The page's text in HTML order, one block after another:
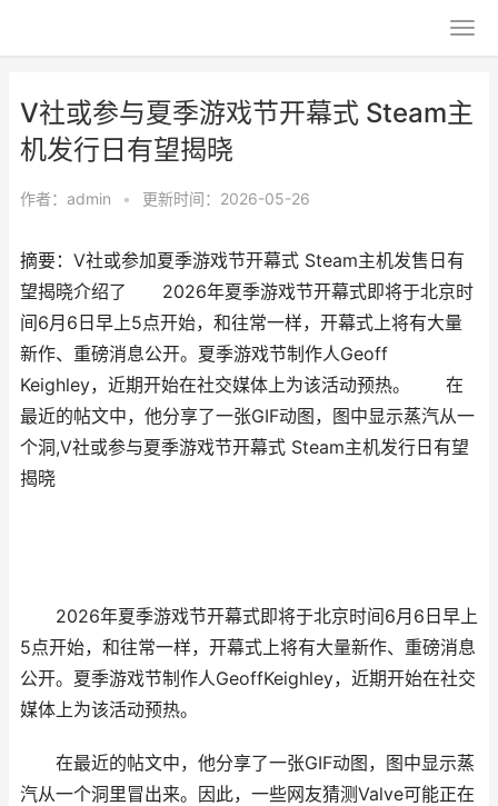
V社或参与夏季游戏节开幕式 Steam主
机发行日有望揭晓
作者： admin • 更新时间：2026-05-26
摘要：V社或参加夏季游戏节开幕式 Steam主机发售日有
望揭晓介绍了 2026年夏季游戏节开幕式即将于北京时
间6月6日早上5点开始，和往常一样，开幕式上将有大量
新作、重磅消息公开。夏季游戏节制作人Geoff
Keighley，近期开始在社交媒体上为该活动预热。 在
最近的帖文中，他分享了一张GIF动图，图中显示蒸汽从一
个洞,V社或参与夏季游戏节开幕式 Steam主机发行日有望
揭晓
2026年夏季游戏节开幕式即将于北京时间6月6日早上
5点开始，和往常一样，开幕式上将有大量新作、重磅消息
公开。夏季游戏节制作人GeoffKeighley，近期开始在社交
媒体上为该活动预热。
在最近的帖文中，他分享了一张GIF动图，图中显示蒸
汽从一个洞里冒出来。因此，一些网友猜测Valve可能正在